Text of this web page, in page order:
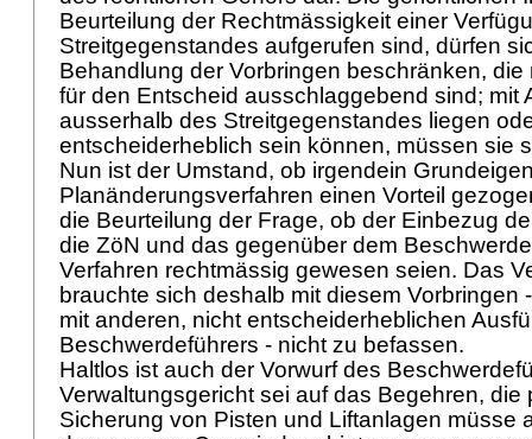
Beurteilung der Rechtmässigkeit einer
Streitgegenstandes aufgerufen sind, dürfen
Behandlung der Vorbringen beschränken,
für den Entscheid ausschlaggebend sind; mit
ausserhalb des Streitgegenstandes liegen
entscheiderheblich sein können, müssen sie
Nun ist der Umstand, ob irgendein
Planänderungsverfahren einen Vorteil
die Beurteilung der Frage, ob der Einbezug
die ZöN und das gegenüber dem
Verfahren rechtmässig gewesen seien. Das
brauchte sich deshalb mit diesem Vorbringen
mit anderen, nicht entscheiderheblichen
Beschwerdeführers - nicht zu befassen.
Haltlos ist auch der Vorwurf des
Verwaltungsgericht sei auf das Begehren, die
Sicherung von Pisten und Liftanlagen müsse